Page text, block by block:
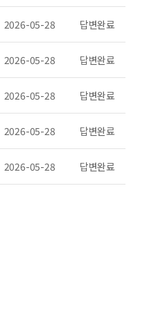
2026-05-28 답변완료
2026-05-28 답변완료
2026-05-28 답변완료
2026-05-28 답변완료
2026-05-28 답변완료